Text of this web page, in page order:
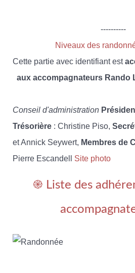
----------
Niveaux des
Cette partie avec identifiant est
aux accompagnateurs Rando
Conseil d'administration
Trésorière : Christine Piso,
et Annick Seywert, Membres de
Pierre Escandell Site photo
֎ Liste des